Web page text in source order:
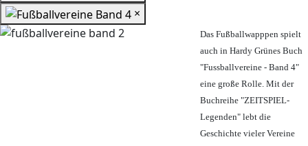
×
Das Fußballwapppen spielt
auch in Hardy Grünes Buch
"Fussballvereine - Band 4"
eine große Rolle. Mit der
Buchreihe "ZEITSPIEL-
Legenden" lebt die
Geschichte vieler Vereine